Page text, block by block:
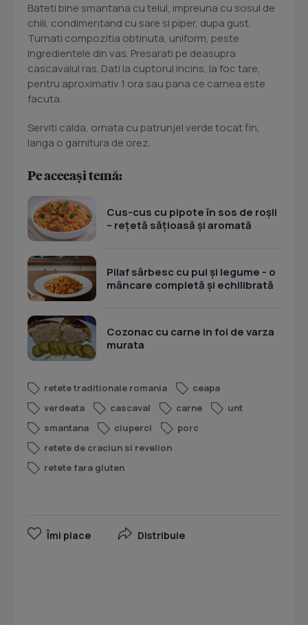
Bateti bine smantana cu telul, impreuna cu sosul de
chili, condimentand cu sare si piper, dupa gust.
Turnati compozitia obtinuta, uniform, peste
ingredientele din vas. Presarati pe deasupra
cascavalul ras. Dati la cuptorul incins, la foc tare,
pentru aproximativ 1 ora sau pana ce carnea este
facuta.
Serviti calda, ornata cu patrunjel verde tocat fin,
langa o garnitura de orez.
Pe aceeași temă:
Cus-cus cu pipote în sos de roșii
– rețetă sățioasă și aromată
Pilaf sârbesc cu pui și legume - o
mâncare completă și echilibrată
Cozonac cu carne in foi de varza
murata
retete traditionale romania
ceapa
verdeata
cascaval carne
unt
smantana
ciuperci
porc
retete de craciun si revelion
retete fara gluten
Îmi place Distribuie